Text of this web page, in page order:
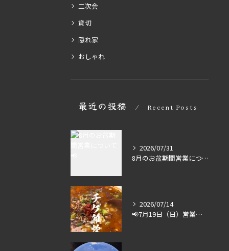
二次会
貸切
隠れ家
おしゃれ
最近の投稿 Recent Posts
2026/07/31
8月のお盆期間営業について📢
2026/07/14
📢7月19日（日）営業します🔥